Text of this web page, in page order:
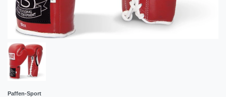
Paffen-Sport